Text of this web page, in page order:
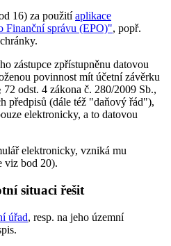
16) za použitíaplikace
Finanční správu (EPO)", popř.
zástupce zpřístupněnu datovou
povinnost mít účetní závěrku
odst. 4 zákona č. 280/2009 Sb.,
předpisů (dále též "daňový řád"),
elektronicky, a to datovou
elektronicky, vzniká mu
viz bod 20).
situaci řešit
úřad, resp. na jeho územní